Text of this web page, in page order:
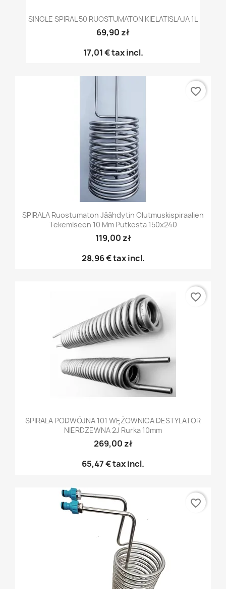
SINGLE SPIRAL 50 RUOSTUMATON KIELATISLAJA 1L
69,90 zł
17,01 €tax incl.
SPIRALA Ruostumaton Jäähdytin Olutmuskispiraalien
Tekemiseen 10 Mm Putkesta 150x240
119,00 zł
28,96 €tax incl.
favorite_border
SPIRALA PODWÓJNA 101 WĘŻOWNICA DESTYLATOR
NIERDZEWNA 2J Rurka 10mm
269,00 zł
65,47 €tax incl.
favorite_border
favorite_border